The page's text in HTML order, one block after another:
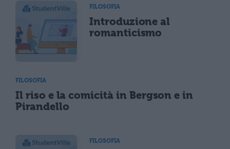
FILOSOFIA
Introduzione al
romanticismo
FILOSOFIA
Il riso e la comicità in Bergson e in
Pirandello
FILOSOFIA